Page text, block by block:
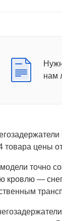
нам
товара цены
точно
кровлю —